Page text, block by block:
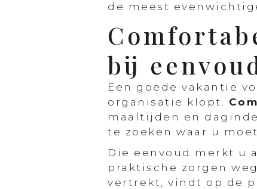
de meest
bij
Een goede vakantie
organisatie klopt.
maaltijden en
te zoeken waar u
Die eenvoud merkt u
praktische zorgen
vertrekt, vindt op de